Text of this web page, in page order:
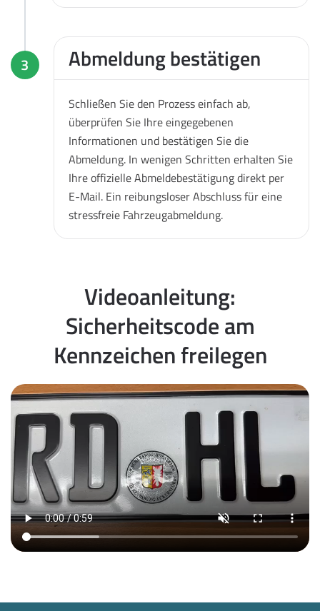
3 Abmeldung bestätigen
Schließen Sie den Prozess einfach ab,
überprüfen Sie Ihre eingegebenen
Informationen und bestätigen Sie die
Abmeldung. In wenigen Schritten erhalten Sie
Ihre offizielle Abmeldebestätigung direkt per
E-Mail. Ein reibungsloser Abschluss für eine
stressfreie Fahrzeugabmeldung.
Videoanleitung:
Sicherheitscode am
Kennzeichen freilegen